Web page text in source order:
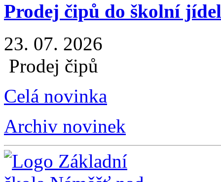
Prodej čipů do školní
23. 07. 2026
Prodej čipů
Celá novinka
Archiv novinek